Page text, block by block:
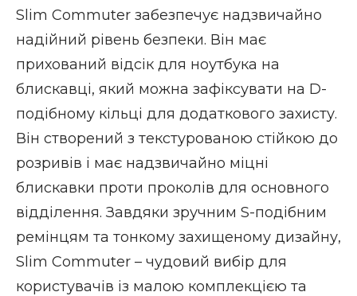
Slim Commuter забезпечує надзвичайно
надійний рівень безпеки. Він має
прихований відсік для ноутбука на
блискавці, який можна зафіксувати на D-
подібному кільці для додаткового захисту.
Він створений з текстурованою стійкою до
розривів і має надзвичайно міцні
блискавки проти проколів для основного
відділення. Завдяки зручним S-подібним
ремінцям та тонкому захищеному дизайну,
Slim Commuter – чудовий вибір для
користувачів із малою комплекцією та